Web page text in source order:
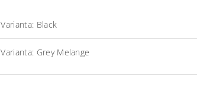
Varianta: Black
Varianta: Grey Melange